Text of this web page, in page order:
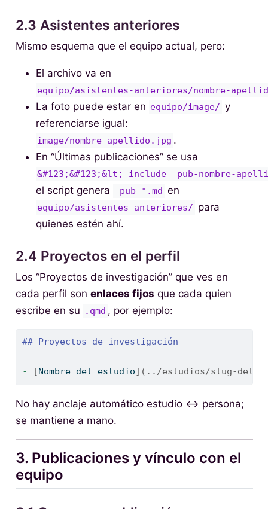
2.3 Asistentes anteriores
Mismo esquema que el equipo actual, pero:
El archivo va en
equipo/asistentes-anteriores/nombre-
La foto puede estar en equipo/image/ y
referenciarse igual:
image/nombre-apellido.jpg .
En “Últimas publicaciones” se usa
&#123;&#123;&lt; include _pub-nombre-
el script genera _pub-*.md en
equipo/asistentes-anteriores/ para
quienes estén ahí.
2.4 Proyectos en el perfil
Los “Proyectos de investigación” que ves en
cada perfil son enlaces fijos que cada quien
escribe en su
.qmd , por ejemplo:
## Proyectos de investigación
- [ Nombre del estudio](../estudios/slug-del-
No hay anclaje automático estudio ↔︎ persona;
se mantiene a mano.
3. Publicaciones y vínculo con el
equipo